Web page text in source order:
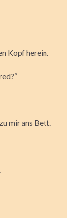
Kopf herein.
mir ans Bett.